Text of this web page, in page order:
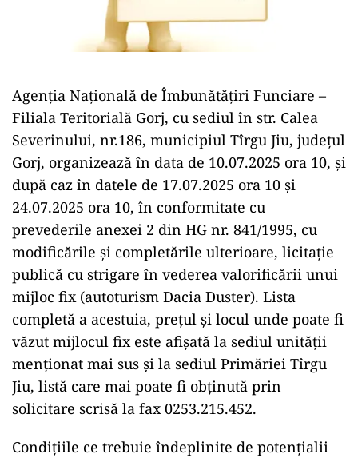
Agenţia Naţională de Îmbunătăţiri Funciare –
Filiala Teritorială Gorj, cu sediul în str. Calea
Severinului, nr.186, municipiul Tîrgu Jiu, judeţul
Gorj, organizează în data de 10.07.2025 ora 10, şi
după caz în datele de 17.07.2025 ora 10 şi
24.07.2025 ora 10, în conformitate cu
prevederile anexei 2 din HG nr. 841/1995, cu
modificările şi completările ulterioare, licitaţie
publică cu strigare în vederea valorificării unui
mijloc fix (autoturism Dacia Duster). Lista
completă a acestuia, prețul și locul unde poate fi
văzut mijlocul fix este afișată la sediul unității
menționat mai sus și la sediul Primăriei Tîrgu
Jiu, listă care mai poate fi obținută prin
solicitare scrisă la fax 0253.215.452.
Condiţiile ce trebuie îndeplinite de potenţialii